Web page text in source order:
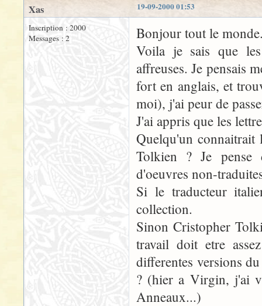
19-09-2000 01:53
Xas
Inscription : 2000
Messages : 2
Bonjour tout le
Voila je sais que
affreuses. Je pensais
fort en anglais, et
moi), j'ai peur de
J'ai appris que les
Quelqu'un connaitrait
Tolkien ? Je pense
d'oeuvres non-
Si le traducteur
collection.
Sinon Cristopher
travail doit etre
differentes versions
? (hier a Virgin, j'ai
Anneaux...)